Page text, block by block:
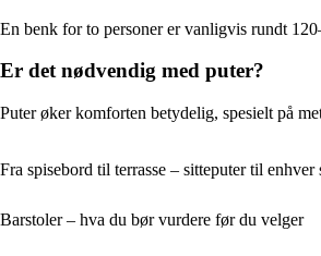
En benk for to personer er vanligvis rundt
Er det nødvendig med puter?
Puter øker komforten betydelig, spesielt på
Fra spisebord til terrasse – sitteputer til enhver
Barstoler – hva du bør vurdere før du velger